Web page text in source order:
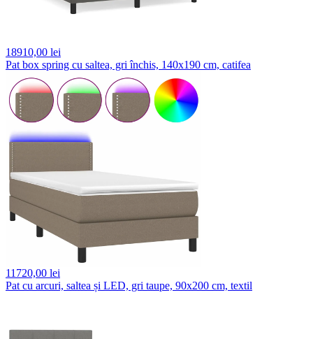
18910,00 lei
Pat box spring cu saltea, gri închis, 140x190 cm, catifea
11720,00 lei
Pat cu arcuri, saltea și LED, gri taupe, 90x200 cm, textil